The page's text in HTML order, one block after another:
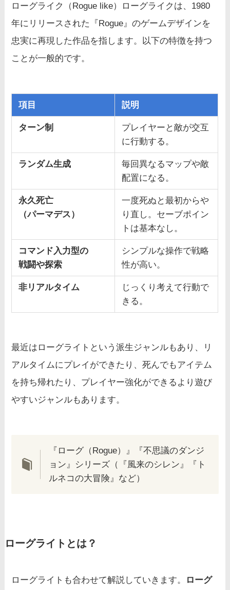
ローグライク（Rogue like）ローグライクは、1980
年にリリースされた『Rogue』のゲームデザインを
忠実に再現した作品を指します。以下の特徴を持つ
ことが一般的です。
項目 説明
ターン制
プレイヤーと敵が交互
に行動する。
ランダム生成
毎回異なるマップや敵
配置になる。
永久死亡
（パーマデス）
一度死ぬと最初からや
り直し。セーブポイン
トは基本なし。
コマンド入力型の
戦闘や探索
シンプルな操作で戦略
性が高い。
非リアルタイム
じっくり考えて行動で
きる。
最近はローグライトという派生ジャンルもあり、リ
アルタイムにプレイができたり、死んでもアイテム
を持ち帰れたり、プレイヤー強化ができるより遊び
やすいジャンルもあります。
『ローグ（Rogue）』『不思議のダンジ
ョン』シリーズ（『風来のシレン』『ト
ルネコの大冒険』など）
ローグライトとは？
ローグライトも合わせて解説していきます。
ローグ